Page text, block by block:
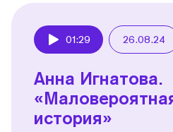
01:29 26.08.24
Анна Игнатова.
история»